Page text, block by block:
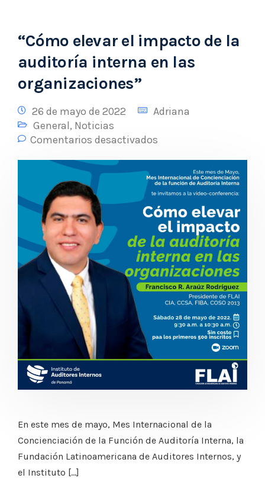
“Cómo elevar el impacto de la
auditoría interna en las
organizaciones”
26 de mayo de 2022
Adriana
General, Noticias
Comentarios desactivados
En este mes de mayo, Mes Internacional de la
Concienciación de la Función de Auditoría Interna, la
Fundación Latinoamericana de Auditores Internos, y
el Instituto […]